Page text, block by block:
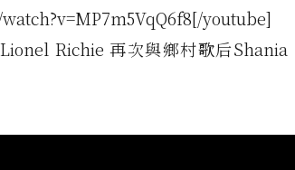
youtube]
Richie 再次與鄉村歌后Shania